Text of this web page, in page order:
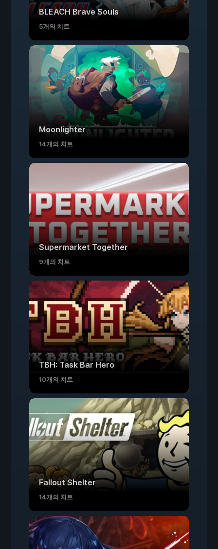
BLEACH Brave Souls
5개의 치트
Moonlighter
14개의 치트
Supermarket Together
9개의 치트
TBH: Task Bar Hero
10개의 치트
Fallout Shelter
14개의 치트